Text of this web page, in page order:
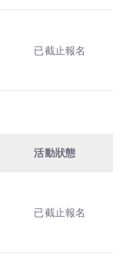
已截止報名
活動狀態
已截止報名